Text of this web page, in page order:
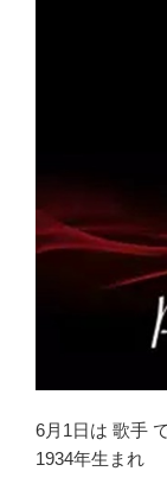
6月1日は 歌手
1934年生まれ